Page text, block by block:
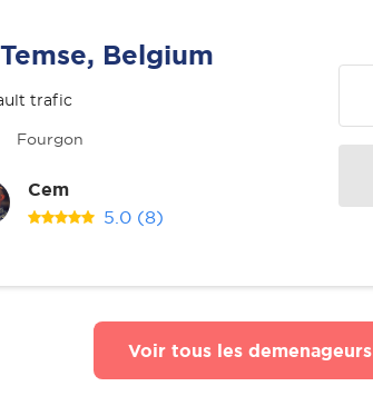
Temse, Belgium
trafic
Fourgon
Cem
5.0 (8)
Voir tous les demenageurs